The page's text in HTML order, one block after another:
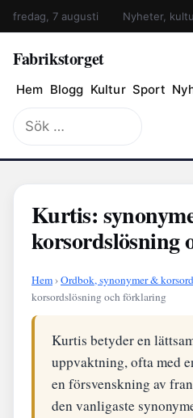
fredag, 7 augusti Nyheter,
Fabrikstorget
Hem Blogg Kultur Sport
Sök
efter:
Kurtis:
korsordslösning
Hem›Ordbok, synonymer &
korsordslösning och förklaring
Kurtis betyder en
uppvaktning, ofta med
en försvenskning av
den vanligaste